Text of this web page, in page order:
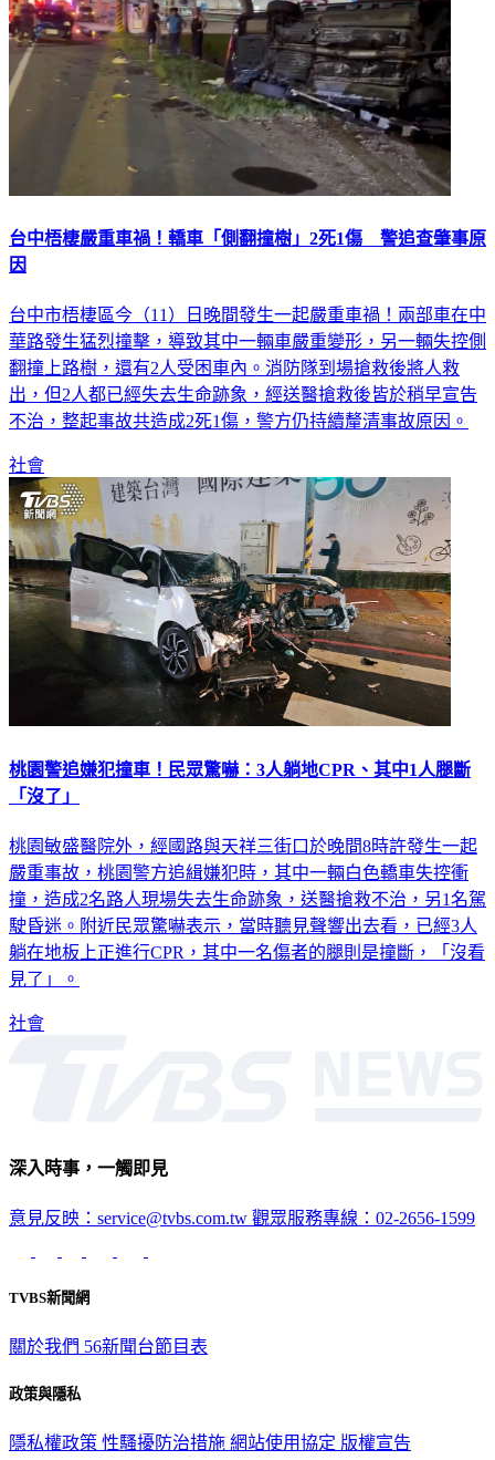
台中梧棲嚴重車禍！轎車「側翻撞樹」2死1傷 警追查肇事原
因
台中市梧棲區今（11）日晚間發生一起嚴重車禍！兩部車在中
華路發生猛烈撞擊，導致其中一輛車嚴重變形，另一輛失控側
翻撞上路樹，還有2人受困車內。消防隊到場搶救後將人救
出，但2人都已經失去生命跡象，經送醫搶救後皆於稍早宣告
不治，整起事故共造成2死1傷，警方仍持續釐清事故原因。
社會
桃園警追嫌犯撞車！民眾驚嚇：3人躺地CPR、其中1人腿斷
「沒了」
桃園敏盛醫院外，經國路與天祥三街口於晚間8時許發生一起
嚴重事故，桃園警方追緝嫌犯時，其中一輛白色轎車失控衝
撞，造成2名路人現場失去生命跡象，送醫搶救不治，另1名駕
駛昏迷。附近民眾驚嚇表示，當時聽見聲響出去看，已經3人
躺在地板上正進行CPR，其中一名傷者的腿則是撞斷，「沒看
見了」。
社會
深入時事，一觸即見
意見反映：service@tvbs.com.tw 觀眾服務專線：02-2656-1599
TVBS新聞網
關於我們 56新聞台節目表
政策與隱私
隱私權政策 性騷擾防治措施 網站使用協定 版權宣告